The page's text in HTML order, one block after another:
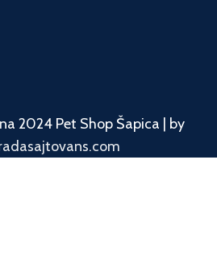
2024 Pet Shop Šapica | by